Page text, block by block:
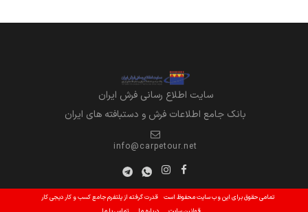
سايت اطلاع رساني فرش ايران
بانک جامع اطلاعات فرش و دستبافته های ایران
info@carpetour.net
تمامی حقوق برای این وب سایت محفوظ است قدرت گرفته از پلتفرم جامع کسب و کار دیجی کار